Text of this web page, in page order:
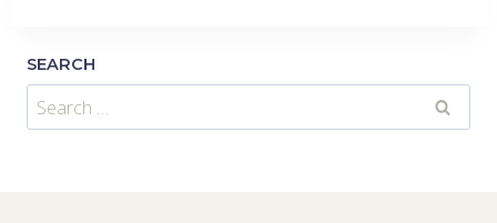
SEARCH
Search
for: